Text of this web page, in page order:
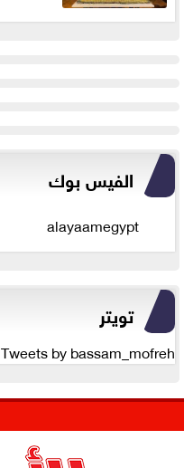
الفيس بوك
alayaamegypt
تويتر
Tweets by bassam_mofreh